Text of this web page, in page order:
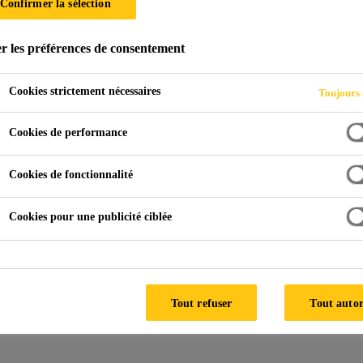
tous les produits de construction
Confirmer la sélection
les préférences de consentement
Cookies strictement nécessaires Toujours
Cookies de performance
Cookies de fonctionnalité
Cookies pour une publicité ciblée
Tout refuser Tout